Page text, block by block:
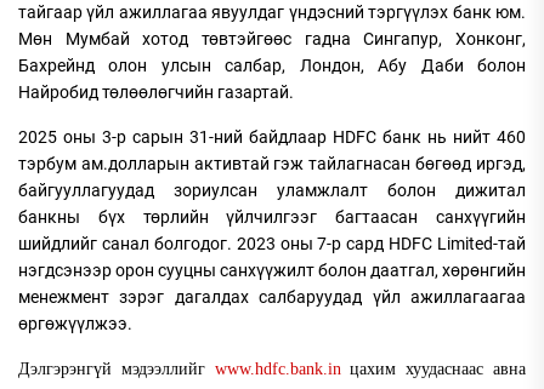
тайгаар үйл ажиллагаа явуулдаг үндэсний тэргүүлэх банк юм.
Мөн Мумбай хотод төвтэйгөөс гадна Сингапур, Хонконг,
Бахрейнд олон улсын салбар, Лондон, Абу Даби болон
Найробид төлөөлөгчийн газартай.
2025 оны 3-р сарын 31-ний байдлаар HDFC банк нь нийт 460
тэрбум ам.долларын активтай гэж тайлагнасан бөгөөд иргэд,
байгууллагуудад зориулсан уламжлалт болон дижитал
банкны бүх төрлийн үйлчилгээг багтаасан санхүүгийн
шийдлийг санал болгодог. 2023 оны 7-р сард HDFC Limited-тай
нэгдсэнээр орон сууцны санхүүжилт болон даатгал, хөрөнгийн
менежмент зэрэг дагалдах салбаруудад үйл ажиллагаагаа
өргөжүүлжээ.
Дэлгэрэнгүй мэдээллийг www.hdfc.bank.in цахим хуудаснаас авна